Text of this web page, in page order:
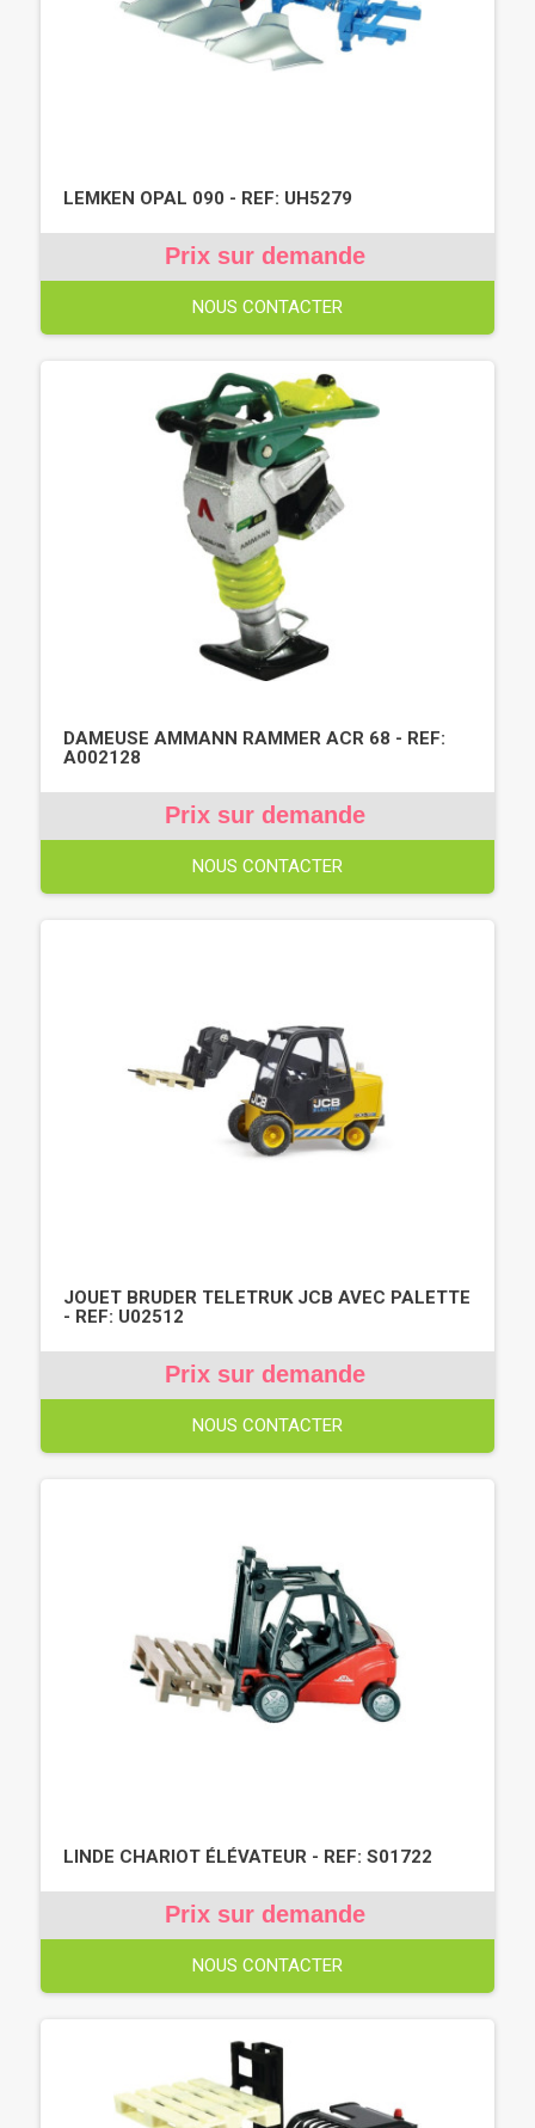
LEMKEN OPAL 090 - REF: UH5279
Prix sur demande
NOUS CONTACTER
DAMEUSE AMMANN RAMMER ACR 68 - REF:
A002128
Prix sur demande
NOUS CONTACTER
JOUET BRUDER TELETRUK JCB AVEC PALETTE
- REF: U02512
Prix sur demande
NOUS CONTACTER
LINDE CHARIOT ÉLÉVATEUR - REF: S01722
Prix sur demande
NOUS CONTACTER